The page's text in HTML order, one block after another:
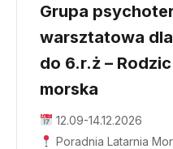
Grupa
warsztatowa
do 6.r.ż –
morska
12.09-14.12.2026
Poradnia Latarnia